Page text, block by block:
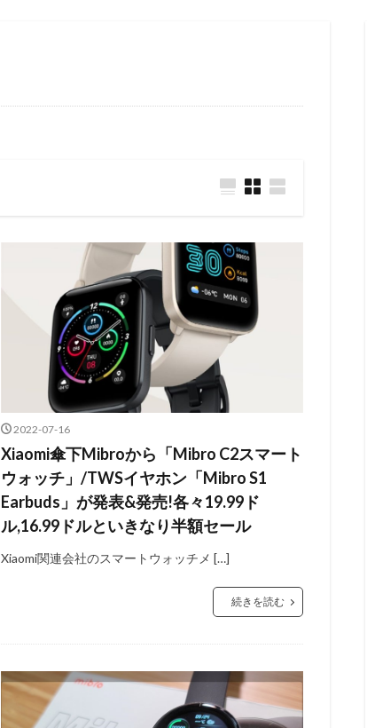
2022-07-16
Xiaomi傘下Mibroから「Mibro C2スマート
ウォッチ」/TWSイヤホン「Mibro S1
Earbuds」が発表&発売!各々19.99ド
ル,16.99ドルといきなり半額セール
Xiaomi関連会社のスマートウォッチメ […]
続きを読む